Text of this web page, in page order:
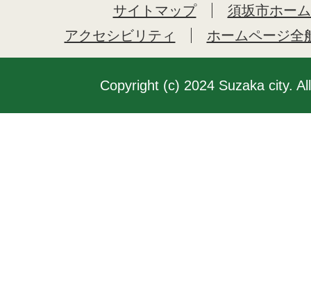
サイトマップ
須坂市ホー
アクセシビリティ
ホームページ全
Copyright (c) 2024 Suzaka city.